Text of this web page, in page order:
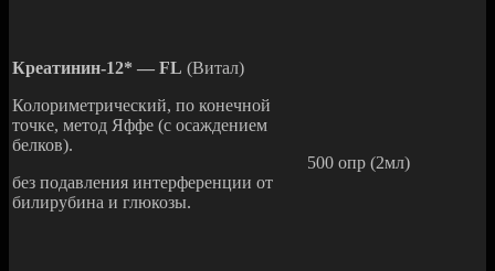
Креатинин-12* — FL (Витал)
Колориметрический, по конечной
точке, метод Яффе (с осаждением
белков).
без подавления интерференции от
билирубина и глюкозы.
500 опр (2мл)